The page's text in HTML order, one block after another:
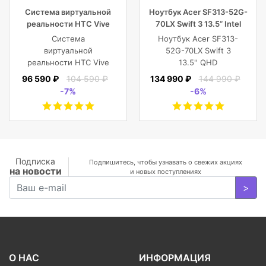
Система виртуальной
реальности HTC Vive
Cosmos Elite
Система
виртуальной
реальности HTC Vive
Cosmos Elite
96 590 ₽
104 590 ₽
-7%
Ноутбук Acer SF313-52G-
70LX Swift 3 13.5” Intel
Core i7 16 GB 1TB SSD,
Silver
Ноутбук Acer SF313-
52G-70LX Swift 3
13.5'' QHD
(2256x1504) IPS/Intel
Core i7-1065G7
1.30GHz Quad/16
GB+1TB SSD/GF
MX350 2
134 990 ₽
144 990 ₽
-6%
Подписка
на новости
Подпишитесь, чтобы узнавать о свежих акциях
и новых поступлениях
>
О НАС ИНФОРМАЦИЯ